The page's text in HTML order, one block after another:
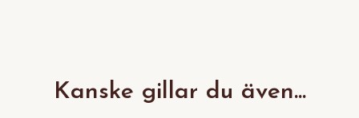
Kanske gillar du även...